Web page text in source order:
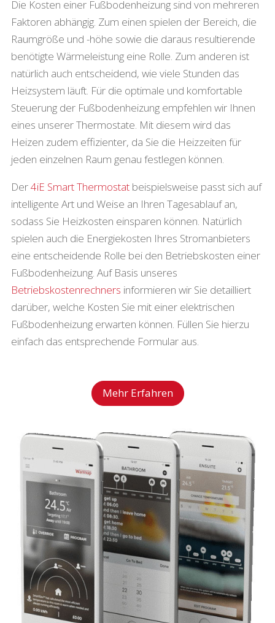
Die Kosten einer Fußbodenheizung sind von mehreren
Faktoren abhängig. Zum einen spielen der Bereich, die
Raumgröße und -höhe sowie die daraus resultierende
benötigte Wärmeleistung eine Rolle. Zum anderen ist
natürlich auch entscheidend, wie viele Stunden das
Heizsystem läuft. Für die optimale und komfortable
Steuerung der Fußbodenheizung empfehlen wir Ihnen
eines unserer Thermostate. Mit diesem wird das
Heizen zudem effizienter, da Sie die Heizzeiten für
jeden einzelnen Raum genau festlegen können.
Der4iE Smart Thermostatbeispielsweise passt sich auf
intelligente Art und Weise an Ihren Tagesablauf an,
sodass Sie Heizkosten einsparen können. Natürlich
spielen auch die Energiekosten Ihres Stromanbieters
eine entscheidende Rolle bei den Betriebskosten einer
Fußbodenheizung. Auf Basis unseres
Betriebskostenrechners informieren wir Sie detailliert
darüber, welche Kosten Sie mit einer elektrischen
Fußbodenheizung erwarten können. Füllen Sie hierzu
einfach das entsprechende Formular aus.
Mehr Erfahren